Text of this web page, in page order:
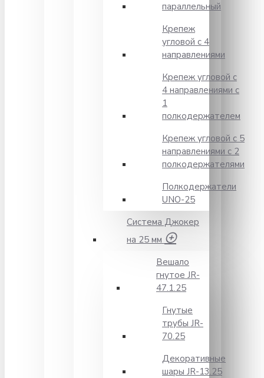
параллельный
Крепеж
угловой с 4
направлениями
Крепеж угловой с
4 направлениями с
1
полкодержателем
Крепеж угловой с 5
направлениями с 2
полкодержателями
Полкодержатели
UNO-25
Система Джокер
на 25 мм
Вешало
гнутое JR-
47.1.25
Гнутые
трубы JR-
70.25
Декоративные
шары JR-13.25